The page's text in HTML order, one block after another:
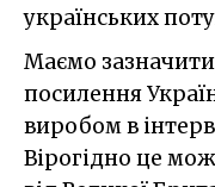
українських
Маємо
посилення
виробом в
Вірогідно це